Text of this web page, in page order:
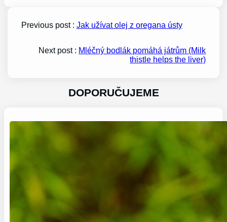
Previous post : Jak užívat olej z oregana ústy
Next post : Mléčný bodlák pomáhá játrům (Milk
thistle helps the liver)
DOPORUČUJEME